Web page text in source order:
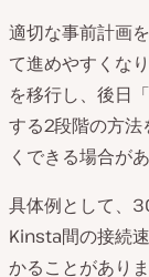
適切な事前計画
て進めやすくな
を移行し、後日
する2段階の方
くできる場合があ
具体例として、
Kinsta間の接続
かることがあり